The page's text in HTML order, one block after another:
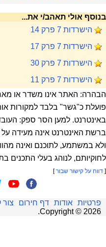
בנוסף אולי תאהב/י את...
הישרדות 7 פרק 14
הישרדות 7 פרק 17
הישרדות 7 פרק 30
הישרדות 7 פרק 11
הבהרה: האתר אינו משדר או
פועלת כ"גשר" בלבד למקורות
באינטרנט. למען הסר ספק:
ברשת האינטרנט אינה מעידה
ולא במשתמע, לתוכנם ואינה
לחוקיותם, לנוהג בעלי התכנים
[ דווח על קישור שבור]
פרטיות אודות דף חירום
Copyright © 2026
.